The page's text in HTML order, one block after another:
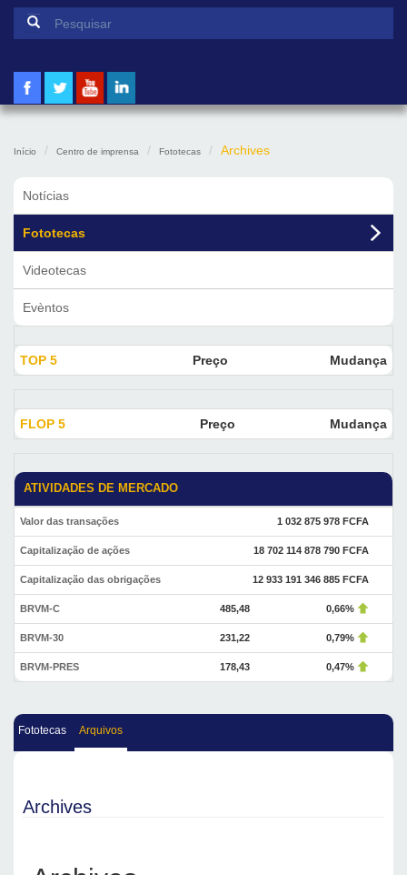
Formulário de pesquisa
Início Centro de imprensa Fototecas Archives
Notícias
Fototecas
Videotecas
Evèntos
TOP 5 Preço Mudança
FLOP 5 Preço Mudança
ATIVIDADES DE MERCADO
Valor das transações 1 032 875 978 FCFA
Capitalização de ações 18 702 114 878 790 FCFA
Capitalização das obrigações 12 933 191 346 885 FCFA
BRVM-C 485,48 0,66%
BRVM-30 231,22 0,79%
BRVM-PRES 178,43 0,47%
Fototecas Arquivos
Archives